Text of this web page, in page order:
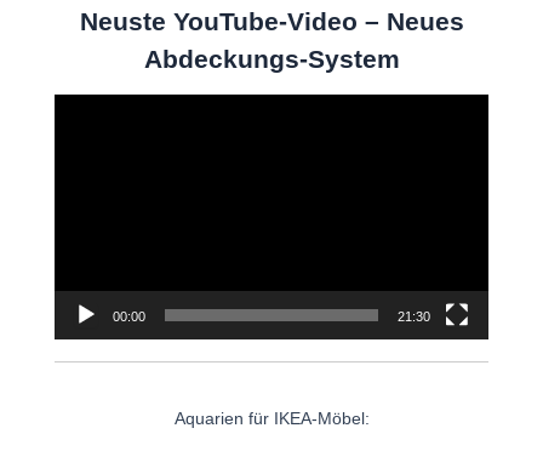
Neuste YouTube-Video – Neues
Abdeckungs-System
00:00 21:30
Aquarien für IKEA-Möbel: